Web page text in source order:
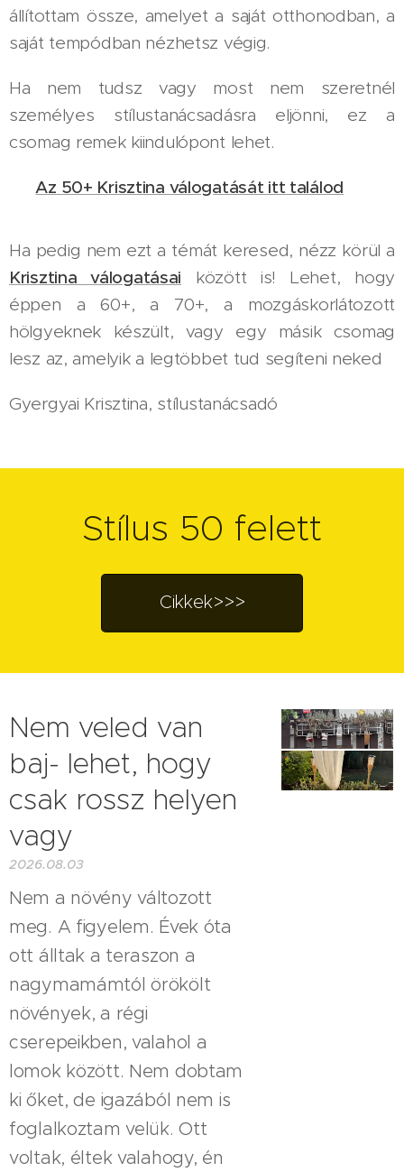
állítottam össze, amelyet a saját otthonodban, a
saját tempódban nézhetsz végig.
Ha nem tudsz vagy most nem szeretnél
személyes stílustanácsadásra eljönni, ez a
csomag remek kiindulópont lehet.
👉Az 50+ Krisztina válogatását itt találod
Ha pedig nem ezt a témát keresed, nézz körül a
Krisztina válogatásai között is! Lehet, hogy
éppen a 60+, a 70+, a mozgáskorlátozott
hölgyeknek készült, vagy egy másik csomag
lesz az, amelyik a legtöbbet tud segíteni neked
Gyergyai Krisztina, stílustanácsadó
Stílus 50 felett
Cikkek>>>
Nem veled van
baj- lehet, hogy
csak rossz helyen
vagy
2026.08.03
Nem a növény változott
meg. A figyelem. Évek óta
ott álltak a teraszon a
nagymamámtól örökölt
növények, a régi
cserepeikben, valahol a
lomok között. Nem dobtam
ki őket, de igazából nem is
foglalkoztam velük. Ott
voltak, éltek valahogy, én